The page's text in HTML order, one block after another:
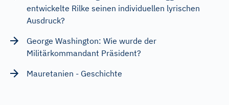
entwickelte Rilke seinen individuellen lyrischen
Ausdruck?
George Washington: Wie wurde der
Militärkommandant Präsident?
Mauretanien - Geschichte